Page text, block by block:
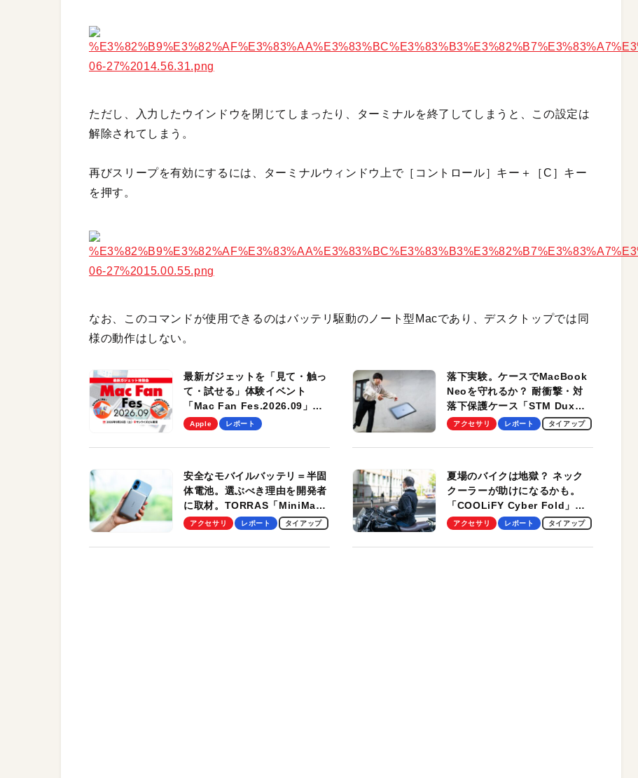
ただし、入力したウインドウを閉じてしまったり、ターミナルを終了してしまうと、この設定は
解除されてしまう。
再びスリープを有効にするには、ターミナルウィンドウ上で［コントロール］キー＋［C］キー
を押す。
なお、このコマンドが使用できるのはバッテリ駆動のノート型Macであり、デスクトップでは同
様の動作はしない。
最新ガジェットを「見て・触っ
て・試せる」体験イベント
「Mac Fan Fes.2026.09」
を、9月26日（土）に開催しま
Apple レポート
落下実験。ケースでMacBook
Neoを守れるか？ 耐衝撃・対
落下保護ケース「STM Dux
Ultra」を検証。学生、ビジネ
適！
アクセサリ レポート タイアップ
安全なモバイルバッテリ＝半固
体電池。選ぶべき理由を開発者
に取材。TORRAS「MiniMag
Pro」の実機レビューも
アクセサリ レポート タイアップ
夏場のバイクは地獄？ ネック
クーラーが助けになるかも。
「COOLiFY Cyber Fold」レ
ビュー。冷却の速さ、密着する
性がグッド！
アクセサリ レポート タイアップ